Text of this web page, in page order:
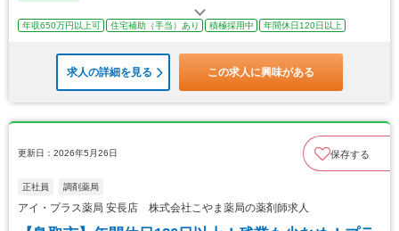
年収650万円以上可 住宅補助（手当）あり 積極採用中 年間休日120日以上
求人の詳細を見る この求人に興味がある
更新日：2026年5月26日 保存する
正社員 調剤薬局
アイ・プラス薬局 安長店 株式会社こやま薬局の薬剤師求人